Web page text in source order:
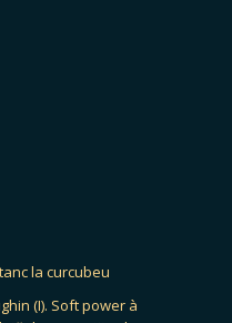
la curcubeu
(I). Soft power à